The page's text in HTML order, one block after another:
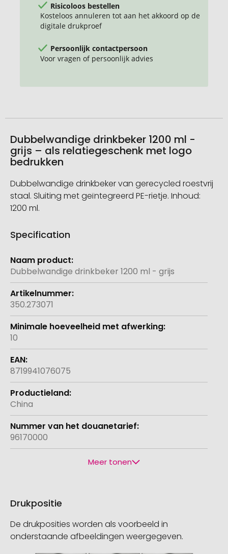
Risicoloos bestellen
Kosteloos annuleren tot aan het akkoord op de
digitale drukproef
Persoonlijk contactpersoon
Voor vragen of persoonlijk advies
Dubbelwandige drinkbeker 1200 ml -
grijs – als relatiegeschenk met logo
bedrukken
Dubbelwandige drinkbeker van gerecycled roestvrij
staal. Sluiting met geïntegreerd PE-rietje. Inhoud:
1200 ml.
Specification
Meer
informatie
Dubbelwandige drinkbeker 1200 ml - grijs
350.273071
10
8719941076075
China
96170000
Meer tonen
Drukpositie
De drukposities worden als voorbeeld in
onderstaande afbeeldingen weergegeven.